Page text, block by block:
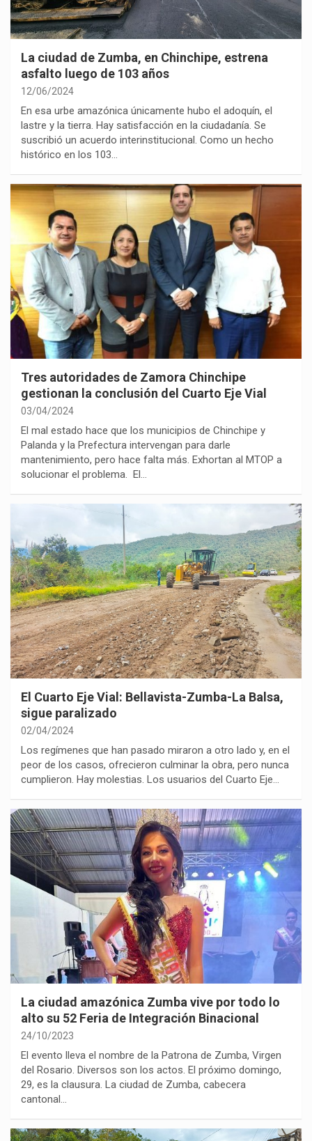
La ciudad de Zumba, en Chinchipe, estrena
asfalto luego de 103 años
12/06/2024
En esa urbe amazónica únicamente hubo el adoquín, el
lastre y la tierra. Hay satisfacción en la ciudadanía. Se
suscribió un acuerdo interinstitucional. Como un hecho
histórico en los 103…
Tres autoridades de Zamora Chinchipe
gestionan la conclusión del Cuarto Eje Vial
03/04/2024
El mal estado hace que los municipios de Chinchipe y
Palanda y la Prefectura intervengan para darle
mantenimiento, pero hace falta más. Exhortan al MTOP a
solucionar el problema. El…
El Cuarto Eje Vial: Bellavista-Zumba-La Balsa,
sigue paralizado
02/04/2024
Los regímenes que han pasado miraron a otro lado y, en el
peor de los casos, ofrecieron culminar la obra, pero nunca
cumplieron. Hay molestias. Los usuarios del Cuarto Eje…
La ciudad amazónica Zumba vive por todo lo
alto su 52 Feria de Integración Binacional
24/10/2023
El evento lleva el nombre de la Patrona de Zumba, Virgen
del Rosario. Diversos son los actos. El próximo domingo,
29, es la clausura. La ciudad de Zumba, cabecera
cantonal…